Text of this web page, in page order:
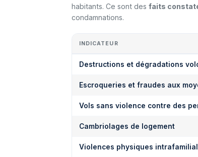
habitants. Ce sont des faits
condamnations.
INDICATEUR
Destructions et dégradations
Escroqueries et fraudes aux
Vols sans violence contre des
Cambriolages de logement
Violences physiques